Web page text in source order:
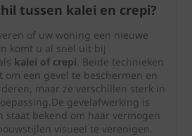
tussen kalei en crepi?
of uw woning een nieuwe
komt u al snel uit bij
kalei of crepi. Beide technieken
om een gevel te beschermen en
maar ze verschillen sterk in
gevelafwerking is
staat bekend om haar vermogen
visueel te verenigen.